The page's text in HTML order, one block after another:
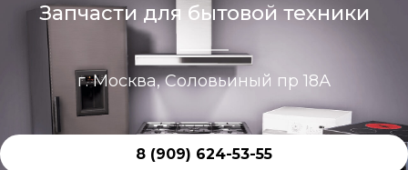
Запчасти для бытовой техники
г. Москва, Соловьиный пр 18А
8 (909) 624-53-55